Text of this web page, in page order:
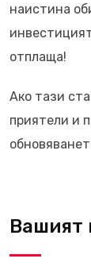
наистина
отплаща!
Ако тази
приятели и
Вашият